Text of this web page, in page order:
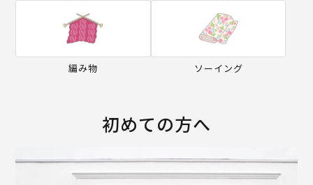
編み物 ソーイング
初めての方へ